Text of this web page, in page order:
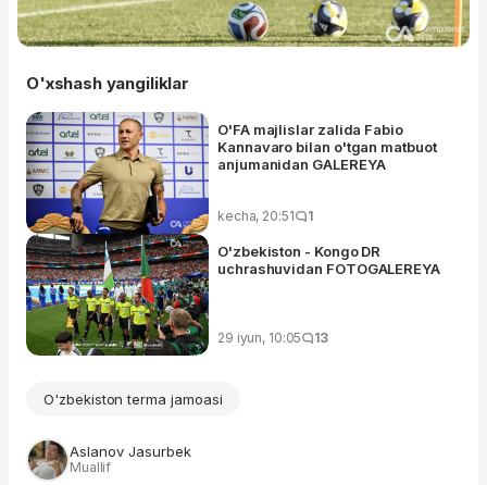
O'xshash yangiliklar
O'FA majlislar zalida Fabio
Kannavaro bilan o'tgan matbuot
anjumanidan GALEREYA
kecha, 20:51 1
O'zbekiston - Kongo DR
uchrashuvidan FOTOGALEREYA
29 iyun, 10:05 13
O'zbekiston terma jamoasi
Aslanov Jasurbek
Muallif